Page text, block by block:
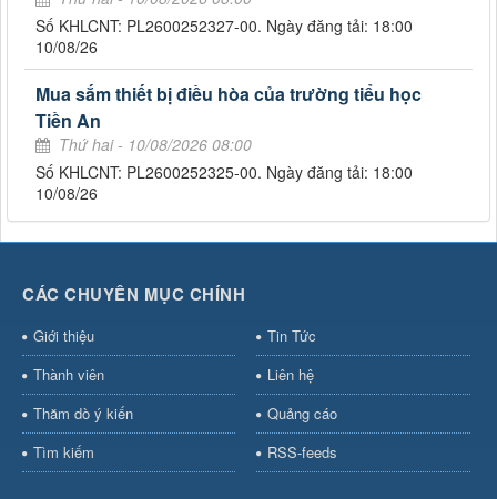
Số KHLCNT: PL2600252327-00. Ngày đăng tải: 18:00
10/08/26
Mua sắm thiết bị điều hòa của trường tiểu học
Tiền An
Thứ hai - 10/08/2026 08:00
Số KHLCNT: PL2600252325-00. Ngày đăng tải: 18:00
10/08/26
CÁC CHUYÊN MỤC CHÍNH
Giới thiệu
Tin Tức
Thành viên
Liên hệ
Thăm dò ý kiến
Quảng cáo
Tìm kiếm
RSS-feeds